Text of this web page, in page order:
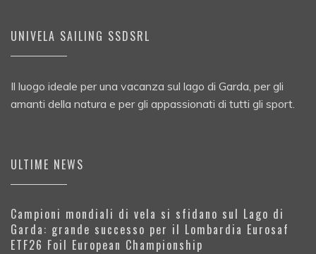
UNIVELA SAILING SSDSRL
Il luogo ideale per una vacanza sul lago di Garda, per gli
amanti della natura e per gli appassionati di tutti gli sport.
ULTIME NEWS
Campioni mondiali di vela si sfidano sul Lago di
Garda: grande successo per il Lombardia Eurosaf
ETF26 Foil European Championship